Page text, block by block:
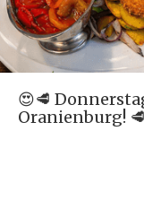
😍🥩
Oranienburg!